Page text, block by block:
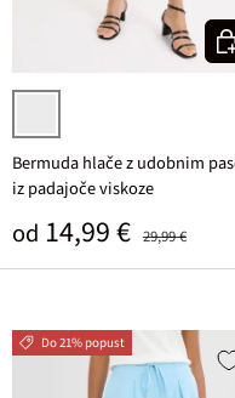
črna/svetlo peščena potiskana
Bermuda hlače z udobnim
iz padajoče viskoze
Prodajna cena
od 14,99 € 29,99 €
Do 21% popust